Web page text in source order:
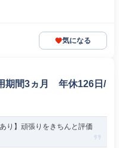
気になる
期間3ヵ月 年休126日/
り】頑張りをきちんと評価